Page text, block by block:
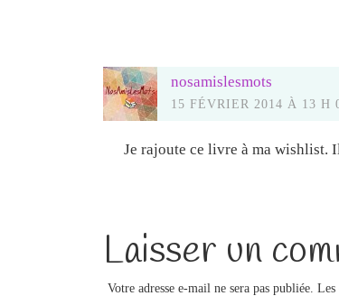
nosamislesmots
15 FÉVRIER 2014 À 13 H
Je rajoute ce livre à ma wishlist.
Laisser un
Votre adresse e-mail ne sera pas publiée. Les